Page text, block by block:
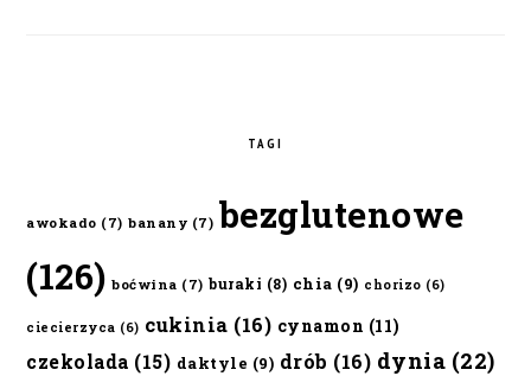
TAGI
awokado (7) banany (7) bezglutenowe
(126) boćwina (7) buraki (8) chia (9) chorizo (6)
ciecierzyca (6) cukinia (16) cynamon (11)
czekolada (15) daktyle (9) drób (16) dynia (22)